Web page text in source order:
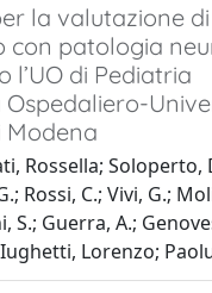
la valutazione
con patologia
l’UO di Pediatria
Ospedaliero-
Modena
Rossella; Soloperto,
Rossi, C.; Vivi, G.;
S.; Guerra, A.;
Lorenzo;